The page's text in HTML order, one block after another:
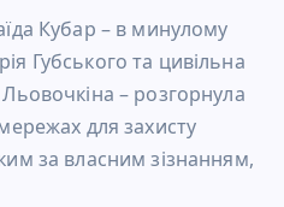
Кубар – в минулому
Губського та цивільна
– розгорнула
для захисту
за власним зізнанням,